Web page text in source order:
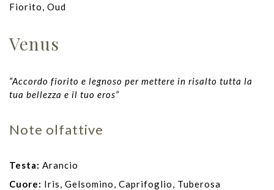
Fiorito, Oud
Venus
“Accordo fiorito e legnoso per mettere in risalto tutta la
tua bellezza e il tuo eros”
Note olfattive
Testa: Arancio
Cuore: Iris, Gelsomino, Caprifoglio, Tuberosa